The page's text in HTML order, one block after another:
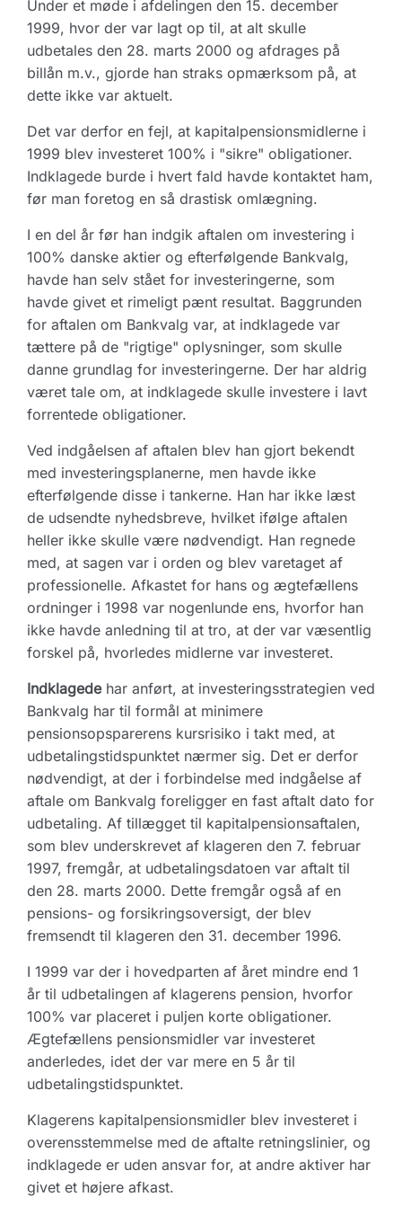
Under et møde i afdelingen den 15. december
1999, hvor der var lagt op til, at alt skulle
udbetales den 28. marts 2000 og afdrages på
billån m.v., gjorde han straks opmærksom på, at
dette ikke var aktuelt.
Det var derfor en fejl, at kapitalpensionsmidlerne i
1999 blev investeret 100% i "sikre" obligationer.
Indklagede burde i hvert fald havde kontaktet ham,
før man foretog en så drastisk omlægning.
I en del år før han indgik aftalen om investering i
100% danske aktier og efterfølgende Bankvalg,
havde han selv stået for investeringerne, som
havde givet et rimeligt pænt resultat. Baggrunden
for aftalen om Bankvalg var, at indklagede var
tættere på de "rigtige" oplysninger, som skulle
danne grundlag for investeringerne. Der har aldrig
været tale om, at indklagede skulle investere i lavt
forrentede obligationer.
Ved indgåelsen af aftalen blev han gjort bekendt
med investeringsplanerne, men havde ikke
efterfølgende disse i tankerne. Han har ikke læst
de udsendte nyhedsbreve, hvilket ifølge aftalen
heller ikke skulle være nødvendigt. Han regnede
med, at sagen var i orden og blev varetaget af
professionelle. Afkastet for hans og ægtefællens
ordninger i 1998 var nogenlunde ens, hvorfor han
ikke havde anledning til at tro, at der var væsentlig
forskel på, hvorledes midlerne var investeret.
Indklagedehar anført, at investeringsstrategien ved
Bankvalg har til formål at minimere
pensionsopsparerens kursrisiko i takt med, at
udbetalingstidspunktet nærmer sig. Det er derfor
nødvendigt, at der i forbindelse med indgåelse af
aftale om Bankvalg foreligger en fast aftalt dato for
udbetaling. Af tillægget til kapitalpensionsaftalen,
som blev underskrevet af klageren den 7. februar
1997, fremgår, at udbetalingsdatoen var aftalt til
den 28. marts 2000. Dette fremgår også af en
pensions- og forsikringsoversigt, der blev
fremsendt til klageren den 31. december 1996.
I 1999 var der i hovedparten af året mindre end 1
år til udbetalingen af klagerens pension, hvorfor
100% var placeret i puljen korte obligationer.
Ægtefællens pensionsmidler var investeret
anderledes, idet der var mere en 5 år til
udbetalingstidspunktet.
Klagerens kapitalpensionsmidler blev investeret i
overensstemmelse med de aftalte retningslinier, og
indklagede er uden ansvar for, at andre aktiver har
givet et højere afkast.